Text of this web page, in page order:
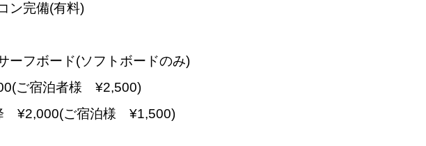
ン完備(有料)
ーフボード(ソフトボードのみ)
ご宿泊者様 ¥2,500)
¥2,000(ご宿泊様 ¥1,500)